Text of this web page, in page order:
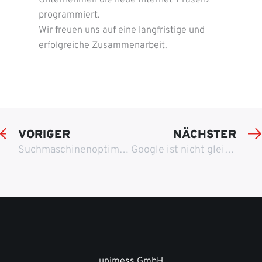
programmiert.
Wir freuen uns auf eine langfristige und
erfolgreiche Zusammenarbeit.
VORIGER
Suchmaschinenoptimierung Hotel und Landgasthof Hirsch, Neu-Ulm
NÄCHSTER
Google ist nicht gleich Google